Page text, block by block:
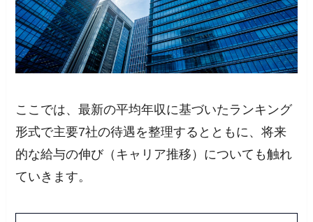
ここでは、最新の平均年収に基づいたランキング
形式で主要7社の待遇を整理するとともに、将来
的な給与の伸び（キャリア推移）についても触れ
ていきます。